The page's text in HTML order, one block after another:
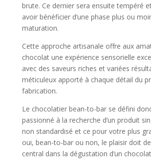
brute. Ce dernier sera ensuite tempéré
avoir bénéficier d’une phase plus ou
maturation.
Cette approche artisanale offre aux
chocolat une expérience sensorielle
avec des saveurs riches et variées
méticuleux apporté à chaque détail du
fabrication.
Le chocolatier bean-to-bar se défini
passionné à la recherche d’un produit
non standardisé et ce pour votre plus
oui, bean-to-bar ou non, le plaisir doit
central dans la dégustation d’un